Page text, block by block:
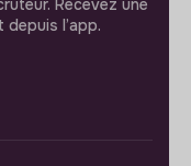
Recevez une
l’app.